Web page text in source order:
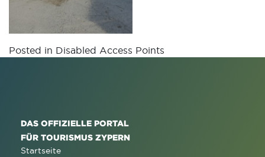
Posted in Disabled Access Points
DAS OFFIZIELLE PORTAL
FÜR TOURISMUS ZYPERN
Startseite